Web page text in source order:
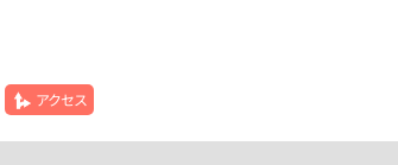
アクセス